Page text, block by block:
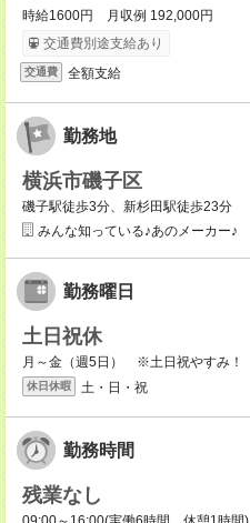
時給1600円 月収例 192,000円
交通費別途支給あり
交通費 全額支給
勤務地
横浜市磯子区
磯子駅徒歩3分、新杉田駅徒歩23分
みんな知っている♪あのメーカー♪
勤務曜日
土日祝休
月～金（週5日） ※土日祝やすみ！
休日休暇 土・日・祝
勤務時間
残業なし